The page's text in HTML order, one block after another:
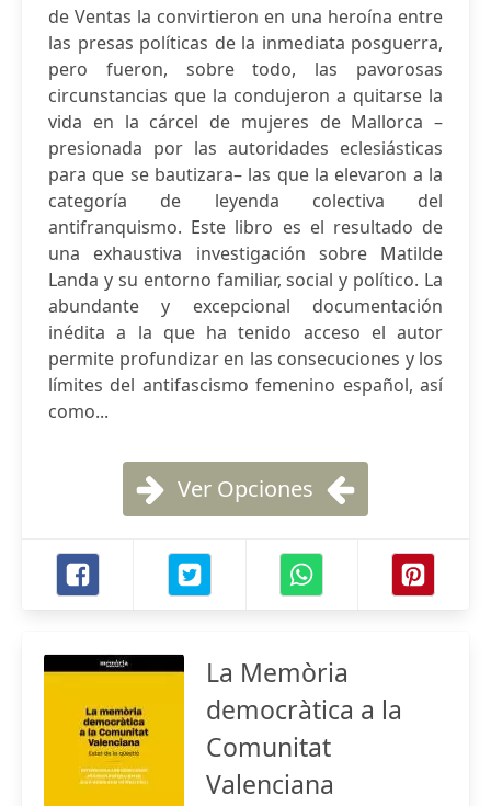
de Ventas la convirtieron en una heroína entre
las presas políticas de la inmediata posguerra,
pero fueron, sobre todo, las pavorosas
circunstancias que la condujeron a quitarse la
vida en la cárcel de mujeres de Mallorca –
presionada por las autoridades eclesiásticas
para que se bautizara– las que la elevaron a la
categoría de leyenda colectiva del
antifranquismo. Este libro es el resultado de
una exhaustiva investigación sobre Matilde
Landa y su entorno familiar, social y político. La
abundante y excepcional documentación
inédita a la que ha tenido acceso el autor
permite profundizar en las consecuciones y los
límites del antifascismo femenino español, así
como...
Ver Opciones
La Memòria
democràtica a la
Comunitat
Valenciana